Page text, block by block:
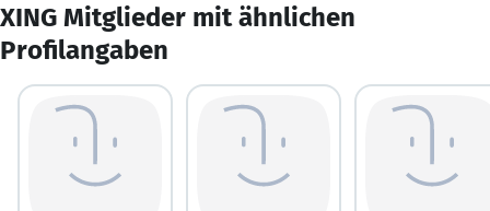
XING Mitglieder mit ähnlichen
Profilangaben